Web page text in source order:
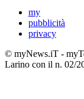
my
pubblicità
privacy
© myNews.iT -
Larino con il n. 02/